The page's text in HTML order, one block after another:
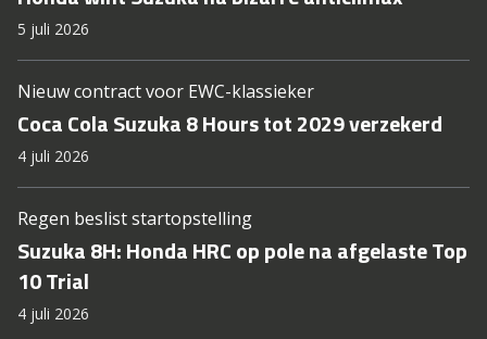
5 juli 2026
Nieuw contract voor EWC-klassieker
Coca Cola Suzuka 8 Hours tot 2029 verzekerd
4 juli 2026
Regen beslist startopstelling
Suzuka 8H: Honda HRC op pole na afgelaste Top
10 Trial
4 juli 2026